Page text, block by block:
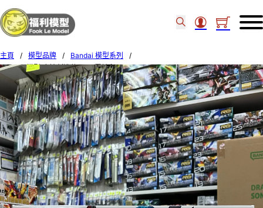
主頁 / 模型品牌 / Bandai 模型系列
/
BANDAI模型 魔神創造傳 #08 雷神丸 68388